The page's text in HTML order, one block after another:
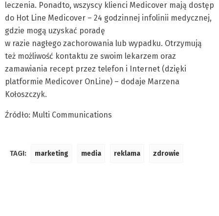
leczenia. Ponadto, wszyscy klienci Medicover mają dostęp
do Hot Line Medicover – 24 godzinnej infolinii medycznej,
gdzie mogą uzyskać poradę
w razie nagłego zachorowania lub wypadku. Otrzymują
też możliwość kontaktu ze swoim lekarzem oraz
zamawiania recept przez telefon i Internet (dzięki
platformie Medicover OnLine) – dodaje Marzena
Kołoszczyk.
Źródło: Multi Communications
TAGI: marketing media reklama zdrowie